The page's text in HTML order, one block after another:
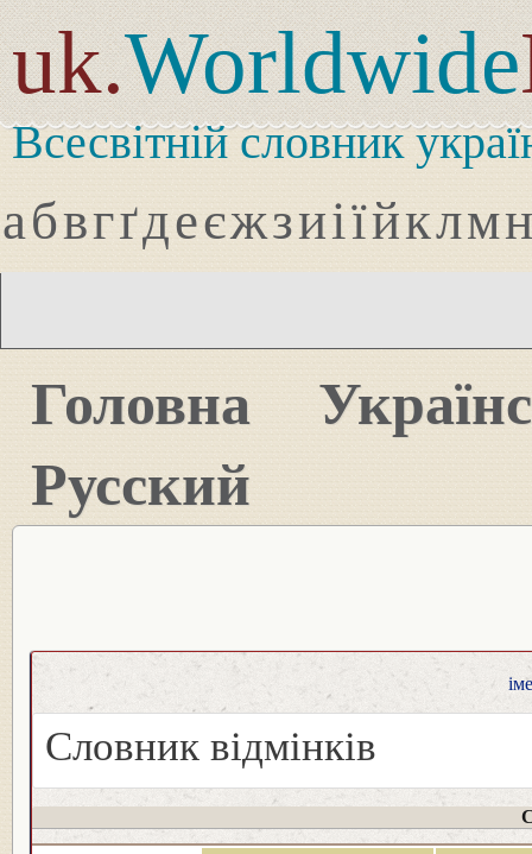
uk.Worldwide
Всесвітній словник
абвгґдеєжзиіїйклмн
Головна
Русский
Словник відмінків